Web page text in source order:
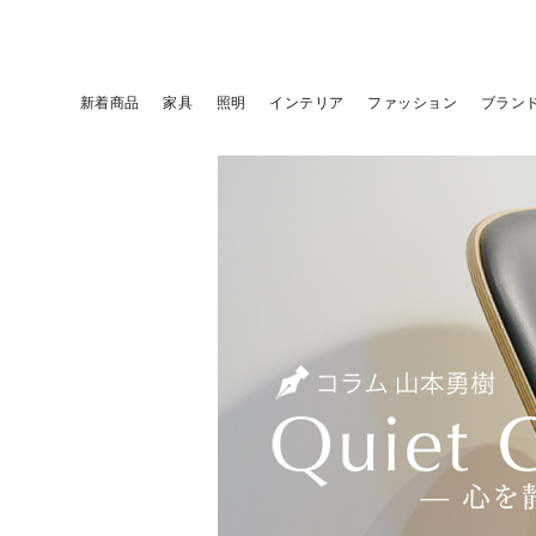
新着商品 家具 照明 インテリア ファッション ブラン